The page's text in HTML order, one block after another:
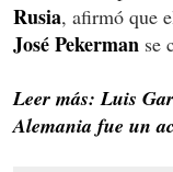
Rusia, afirmó que
José Pekerman se
Leer más: Luis
Alemania fue un